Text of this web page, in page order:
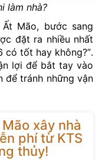
làm nhà?
Mão, bước sang
đặt ra nhiều nhất
có tốt hay không?”.
lợi để bắt tay vào
để tránh những vận
xây nhà
phí từ KTS
thủy!